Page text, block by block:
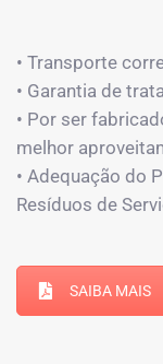
• Transporte
• Garantia de
• Por ser
melhor
• Adequação do
Resíduos de
SAIBA MAIS